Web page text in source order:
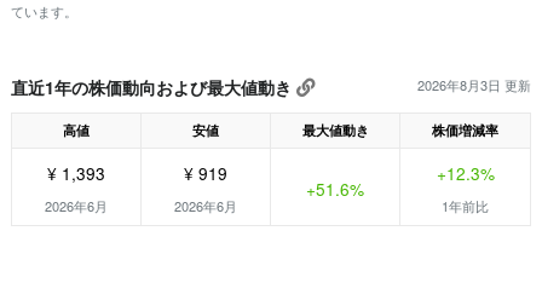
ています。
直近1年の株価動向および最大値動き 2026年8月3日 更新
高値 安値 最大値動き 株価増減率
¥ 1,393
2026年6月
¥ 919
2026年6月
+51.6%
+12.3%
1年前比